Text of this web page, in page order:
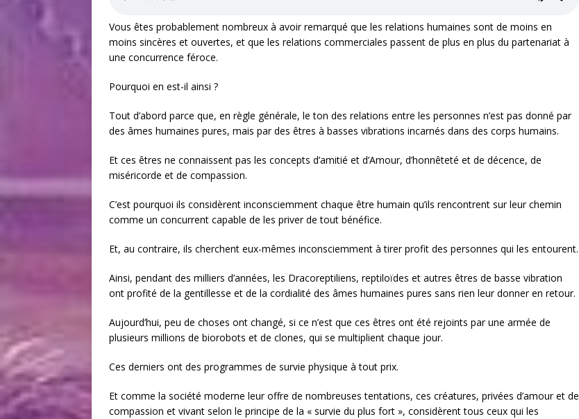
Vous êtes probablement nombreux à avoir remarqué que les relations humaines sont de moins en
moins sincères et ouvertes, et que les relations commerciales passent de plus en plus du partenariat à
une concurrence féroce.
Pourquoi en est-il ainsi ?
Tout d’abord parce que, en règle générale, le ton des relations entre les personnes n’est pas donné par
des âmes humaines pures, mais par des êtres à basses vibrations incarnés dans des corps humains.
Et ces êtres ne connaissent pas les concepts d’amitié et d’Amour, d’honnêteté et de décence, de
miséricorde et de compassion.
C’est pourquoi ils considèrent inconsciemment chaque être humain qu’ils rencontrent sur leur chemin
comme un concurrent capable de les priver de tout bénéfice.
Et, au contraire, ils cherchent eux-mêmes inconsciemment à tirer profit des personnes qui les entourent.
Ainsi, pendant des milliers d’années, les Dracoreptiliens, reptiloïdes et autres êtres de basse vibration
ont profité de la gentillesse et de la cordialité des âmes humaines pures sans rien leur donner en retour.
Aujourd’hui, peu de choses ont changé, si ce n’est que ces êtres ont été rejoints par une armée de
plusieurs millions de biorobots et de clones, qui se multiplient chaque jour.
Ces derniers ont des programmes de survie physique à tout prix.
Et comme la société moderne leur offre de nombreuses tentations, ces créatures, privées d’amour et de
compassion et vivant selon le principe de la « survie du plus fort », considèrent tous ceux qui les